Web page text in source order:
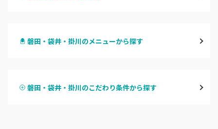
浜松
磐田・袋井・掛川のメニューから探す
ハンドスカルプ
磐田・袋井・掛川のこだわり条件から探す